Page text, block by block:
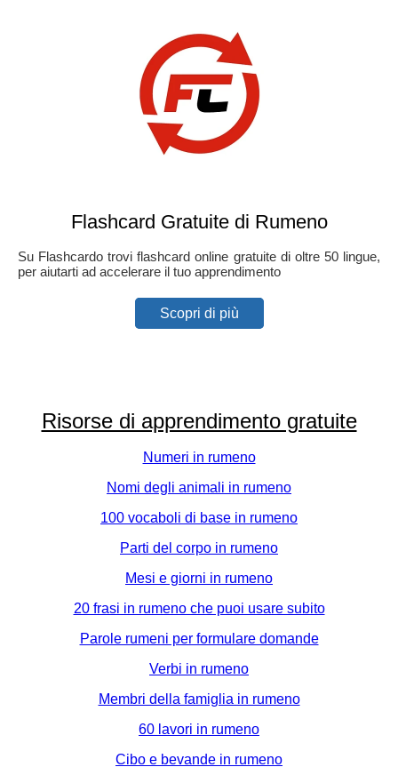
Flashcard Gratuite di Rumeno
Su Flashcardo trovi flashcard online gratuite di oltre 50 lingue,
per aiutarti ad accelerare il tuo apprendimento
Scopri di più
Risorse di apprendimento gratuite
Numeri in rumeno
Nomi degli animali in rumeno
100 vocaboli di base in rumeno
Parti del corpo in rumeno
Mesi e giorni in rumeno
20 frasi in rumeno che puoi usare subito
Parole rumeni per formulare domande
Verbi in rumeno
Membri della famiglia in rumeno
60 lavori in rumeno
Cibo e bevande in rumeno